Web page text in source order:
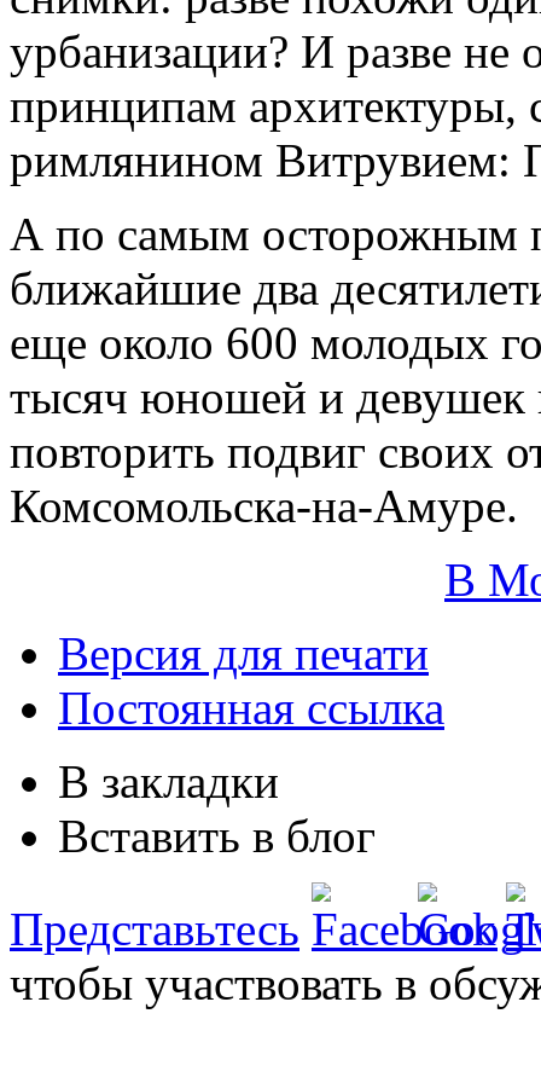
урбанизации? И разве не
принципам
римлянином Витрувием:
А по самым осторожным
ближайшие два
еще около 600 молодых
тысяч юношей и девушек
повторить подвиг своих
Комсомольска-на-Амуре.
В
Версия для печати
Постоянная ссылка
В закладки
Вставить в блог
Представьтесь
чтобы участвовать в